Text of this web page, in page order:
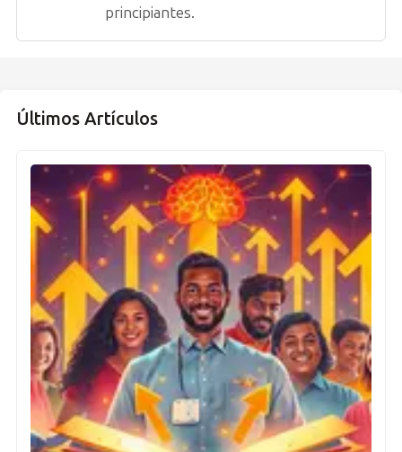
principiantes.
Últimos Artículos